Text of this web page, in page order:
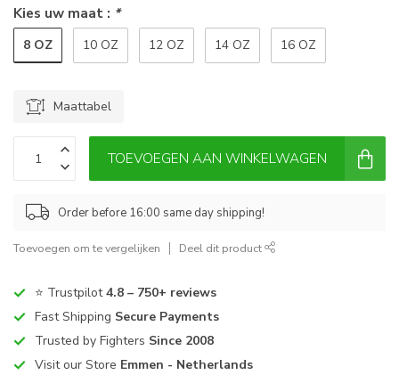
Kies uw maat : *
8 OZ 10 OZ 12 OZ 14 OZ 16 OZ
Maattabel
TOEVOEGEN AAN WINKELWAGEN
Order before 16:00 same day shipping!
Toevoegen om te vergelijken Deel dit product
⭐ Trustpilot4.8 – 750+ reviews
Fast Shipping Secure Payments
Trusted by Fighters Since 2008
Visit our Store Emmen - Netherlands